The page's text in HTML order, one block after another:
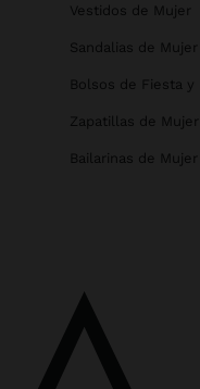
Vestidos de Mujer
Sandalias de Mujer
Bolsos de Fiesta y
Zapatillas de Mujer
Bailarinas de Mujer